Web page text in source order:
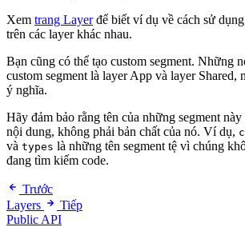
Xem trang Layerđể biết ví dụ về cách sử
trên các layer khác nhau.
Bạn cũng có thể tạo custom segment. Những
custom segment là layer App và layer Shared,
ý nghĩa.
Hãy đảm bảo rằng tên của những segment
nội dung, không phải bản chất của nó. Ví dụ,
và types là những tên segment tệ vì chúng
đang tìm kiếm code.
Trước
Layers
Tiếp
Public API